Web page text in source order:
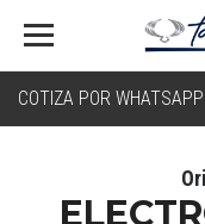
COTIZA POR WHATSAPP